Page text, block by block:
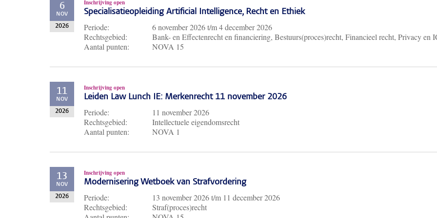
6
NOV
2026
Inschrijving open
Specialisatieopleiding Artificial Intelligence, Recht en Ethiek
Periode: 6 november 2026t/m4 december 2026
Rechtsgebied:
Bank- en Effectenrecht en financiering, Bestuurs(proces)recht, Financieel recht, Privacy en
Aantal punten:
NOVA 15
11
NOV
2026
Inschrijving open
Leiden Law Lunch IE: Merkenrecht 11 november 2026
Periode:
11 november 2026
Rechtsgebied:
Intellectuele eigendomsrecht
Aantal punten:
NOVA 1
13
NOV
2026
Inschrijving open
Modernisering Wetboek van Strafvordering
Periode: 13 november 2026t/m 11 december 2026
Rechtsgebied:
Straf(proces)recht